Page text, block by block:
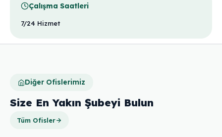
Çalışma Saatleri
7/24 Hizmet
Diğer Ofislerimiz
Size En Yakın Şubeyi Bulun
Tüm Ofisler